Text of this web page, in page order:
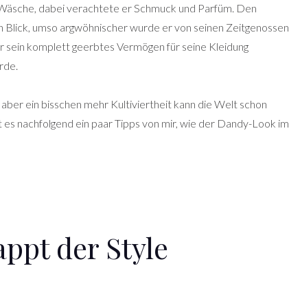
dabei verachtete er Schmuck und Parfüm. Den
umso argwöhnischer wurde er von seinen Zeitgenossen
sein komplett geerbtes Vermögen für seine Kleidung
ein bisschen mehr Kultiviertheit kann die Welt schon
nachfolgend ein paar Tipps von mir, wie der Dandy-Look im
der Style